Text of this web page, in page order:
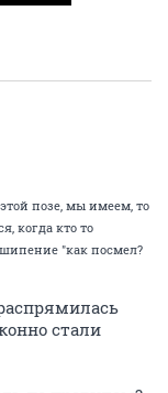
позе, мы имеем, то
когда кто то
"как посмел?
стали